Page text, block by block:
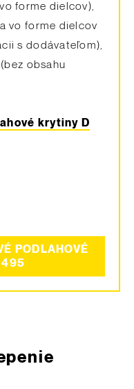
forme dielcov),
vo forme dielcov
s dodávateľom),
obsahu
krytiny D
PODLAHOVÉ
495